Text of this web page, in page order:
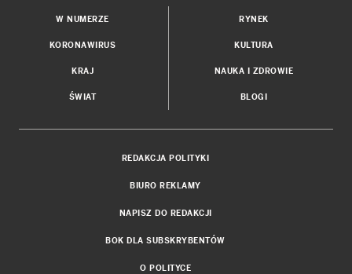
W NUMERZE
KORONAWIRUS
KRAJ
ŚWIAT
RYNEK
KULTURA
NAUKA I ZDROWIE
BLOGI
REDAKCJA POLITYKI
BIURO REKLAMY
NAPISZ DO REDAKCJI
BOK DLA SUBSKRYBENTÓW
O POLITYCE